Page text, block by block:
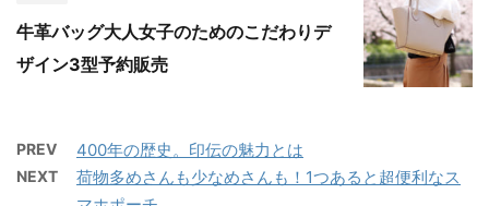
牛革バッグ大人女子のためのこだわりデ
ザイン3型予約販売
PREV 400年の歴史。印伝の魅力とは
NEXT
荷物多めさんも少なめさんも！1つあると超便利なス